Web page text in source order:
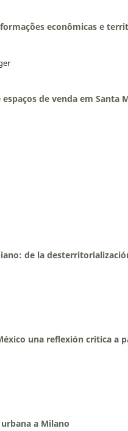
econômicas e
de venda em Santa
de la
una reflexión critica a
a Milano